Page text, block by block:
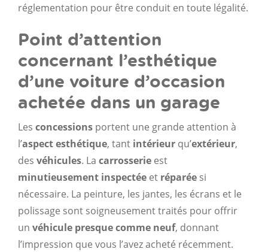
réglementation pour être conduit en toute légalité.
Point d’attention
concernant l’esthétique
d’une voiture d’occasion
achetée dans un garage
Les concessions portent une grande attention à
l’aspect esthétique, tant intérieur qu’extérieur,
des véhicules. La carrosserie est
minutieusement inspectée et réparée si
nécessaire. La peinture, les jantes, les écrans et le
polissage sont soigneusement traités pour offrir
un véhicule presque comme neuf, donnant
l’impression que vous l’avez acheté récemment.